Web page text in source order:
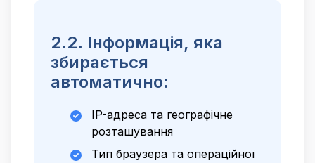
2.2. Інформація, яка
збирається
автоматично:
IP-адреса та географічне
розташування
Тип браузера та операційної